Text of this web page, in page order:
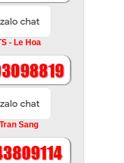
- Le Hoa
Sang